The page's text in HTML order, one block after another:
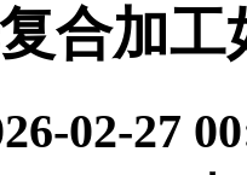
合加
02-27